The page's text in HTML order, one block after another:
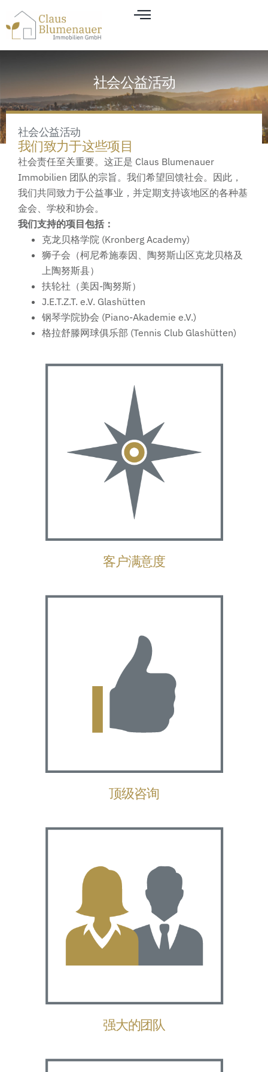
社会公益活动
社会公益活动
我们致力于这些项目
社会责任至关重要。这正是 Claus Blumenauer
Immobilien 团队的宗旨。我们希望回馈社会。因此，
我们共同致力于公益事业，并定期支持该地区的各种基
金会、学校和协会。
我们支持的项目包括：
克龙贝格学院 (Kronberg Academy)
狮子会（柯尼希施泰因、陶努斯山区克龙贝格及
上陶努斯县）
扶轮社（美因-陶努斯）
J.E.T.Z.T. e.V. Glashütten
钢琴学院协会 (Piano-Akademie e.V.)
格拉舒滕网球俱乐部 (Tennis Club Glashütten)
客户满意度
顶级咨询
强大的团队